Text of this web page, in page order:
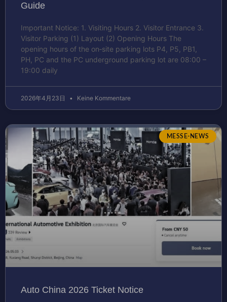
Guide
Important Notice: 1. Visiting Hours 2. Visitor Entrance 3.
Visitor Parking (1) Layout (2) Opening Hours The
opening hours of the on‑site parking lots P4, P5, PB1,
PH, PC and the PC underground parking lot are 08:00 –
19:00 daily
2026年4月23日 Keine Kommentare
MESSE-NEWS
Auto China 2026 Ticket Notice